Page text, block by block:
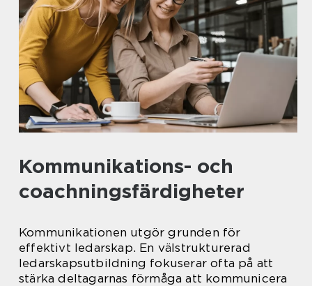
Kommunikations- och
coachningsfärdigheter
Kommunikationen utgör grunden för
effektivt ledarskap. En välstrukturerad
ledarskapsutbildning fokuserar ofta på att
stärka deltagarnas förmåga att kommunicera